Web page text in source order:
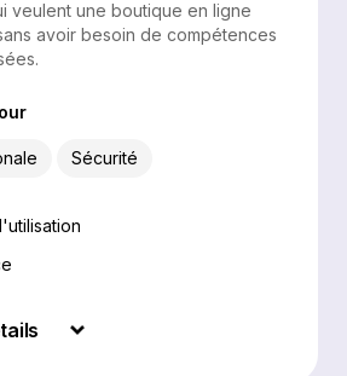
veulent une boutique en ligne
avoir besoin de compétences
Sécurité